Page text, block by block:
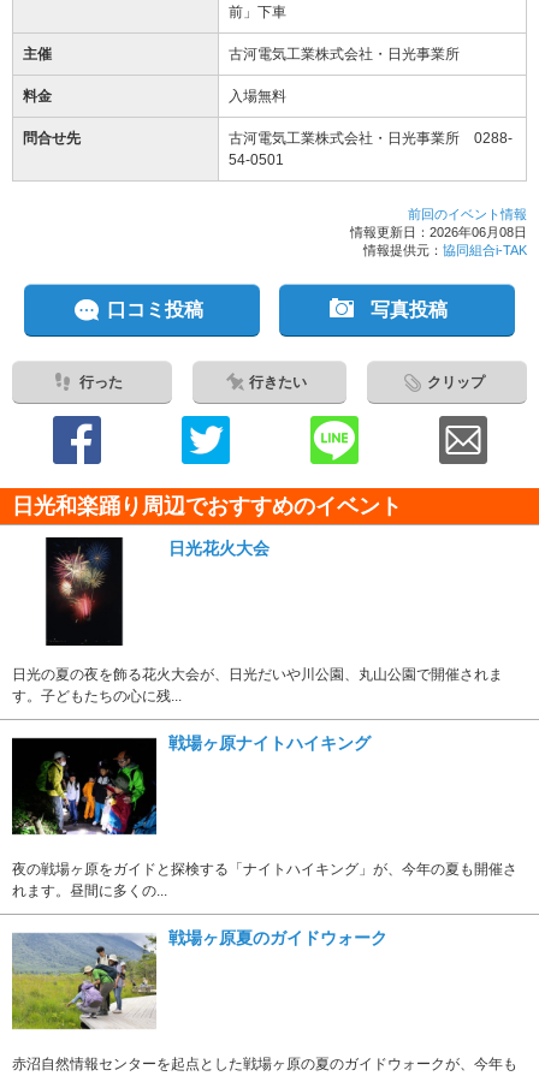
前」下車
主催 古河電気工業株式会社・日光事業所
料金 入場無料
問合せ先
古河電気工業株式会社・日光事業所 0288-
54-0501
前回のイベント情報
情報更新日：2026年06月08日
情報提供元： 協同組合i-TAK
口コミ投稿 写真投稿
行った 行きたい クリップ
日光和楽踊り周辺でおすすめのイベント
日光花火大会
日光の夏の夜を飾る花火大会が、日光だいや川公園、丸山公園で開催されま
す。子どもたちの心に残...
戦場ヶ原ナイトハイキング
夜の戦場ヶ原をガイドと探検する「ナイトハイキング」が、今年の夏も開催さ
れます。昼間に多くの...
戦場ヶ原夏のガイドウォーク
赤沼自然情報センターを起点とした戦場ヶ原の夏のガイドウォークが、今年も